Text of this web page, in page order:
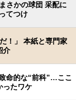
さかの球団 采配に
てつけ
！」 本紙と専門家
介
命的な“前科”…ここ
ったワケ